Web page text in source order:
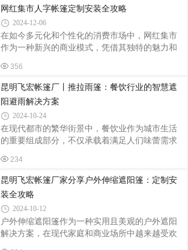
是家庭环境，是固定安装还是需要便于移动。
提供了展示和销售的空间，还成为了集市上一道
道亮丽的风景线。本文将详细介绍网红集市帐篷
的安装步骤，帮助您轻松搭建出既美观又实用的
市集帐篷。一、准备工作选址规划：根据集市的
整体布局和人流走向，选择合适的地点安装帐
篷。确保帐篷位置平整、稳固，远离潜在的安全
帐篷主体、支架、固定绳、地钉等。确保所有
网红集市人字帐篷定制安装全攻略
2024-12-06
在如今多元化和个性化的消费市场中，网红集市
作为一种新兴的商业模式，凭借其独特的魅力和
的目光。而作为集市中的重要组成部分，人字帐
篷不仅提供了遮阳避雨的功能，更以其独特的设
计和定制化的特点，成为了集市中的一道亮丽风
景线。本文将详细介绍网红集市人字帐篷的定制
与安装过程，帮助您打造别具一格的集市空间。
一、定制前的准备需求分析首先，需要明确帐篷
的使用场景、预期效果以及预算范围。集市活动
的类型、参与人数、持续时间等因素都会影响到
356
昆明飞宏帐篷厂丨推拉雨篷：餐饮行业的智慧遮
阳避雨解决方案
2024-10-24
在现代都市的繁华街景中，餐饮业作为城市生活
的重要组成部分，不仅承载着满足人们味蕾需求
所。然而，多变的天气常常给露天或半露天餐饮
经营带来挑战，如何有效应对风雨、阳光等自然
因素，为顾客提供一个舒适宜人的就餐环境，成
为餐饮业主们亟需解决的问题。在此背景下，推
拉雨篷以其灵活便捷、实用耐用的特点，逐渐成
为餐饮行业的优选遮阳避雨解决方案。一、灵活
多变，适应性强推拉雨篷的设计巧妙之处在于其
234
昆明飞宏帐篷厂家分享户外伸缩遮阳篷：定制安
装全攻略
2024-10-12
户外伸缩遮阳篷作为一种实用且美观的户外遮阳
解决方案，在现代家庭和商业场所中越来越受欢